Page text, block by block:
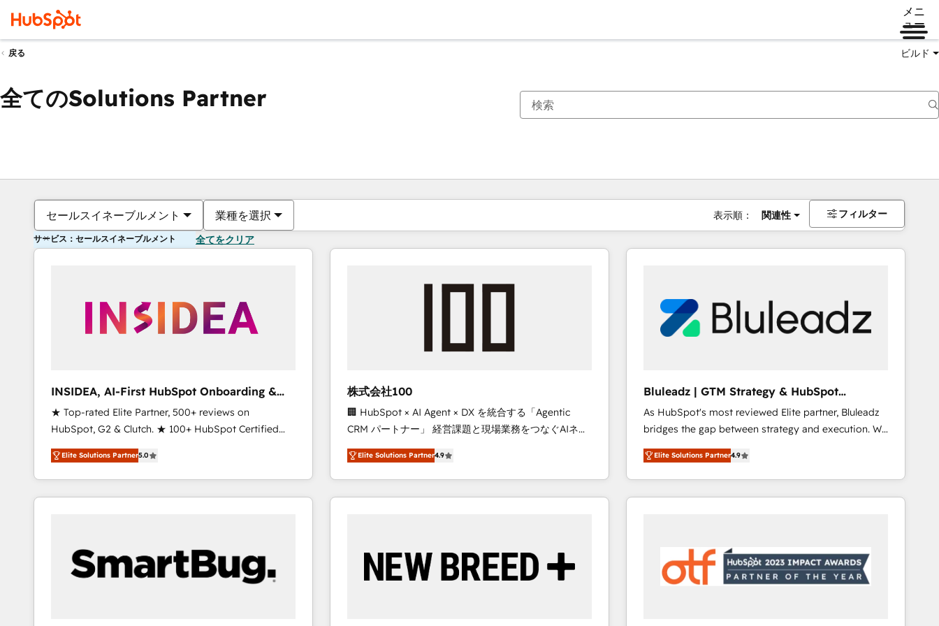
メニ
ュー
戻る ビルド
全てのSolutions Partner
セールスイネーブルメント 業種を選択 表示順： 関連性 フィルター
サービス：セールスイネーブルメント 全てをクリア
INSIDEA, AI-First HubSpot Onboarding &
RevOps
★ Top-rated Elite Partner, 500+ reviews on
HubSpot, G2 & Clutch. ★ 100+ HubSpot Certified
Experts & Trainers across the team ★ 1,500+
implementations across five continents ★ AI-First,
RevOps-led, Onboarding obsessed ★ Company of
the Year 2024/25 INSIDEA helps growing companies
workflows that drive adoption from week one, in
your time zone. What we do ➤ Onboarding: Live in
weeks, with workflows built around your business,
Elite Solutions Partner5.0
株式会社100
🏢 HubSpot × AI Agent × DX を統合する「Agentic
CRM パートナー」 経営課題と現場業務をつなぐAIネイ
ティブ・エージェンシーとして、HubSpot Eliteの実装
力で顧客フロント業務を再設計します。 💡 100inc は何
をする会社か？ HubSpotを共通基盤に、AIエージェン
トを組み込んだ顧客フロント業務（マーケティング・営
を、CRMを軸とした全社共通基盤に再構築します。意
思決定者・PMO・現場担当者に並走します。 1️⃣
Elite Solutions Partner4.9
Bluleadz | GTM Strategy & HubSpot
Implementation
As HubSpot's most reviewed Elite partner, Bluleadz
bridges the gap between strategy and execution. We
don't just "set up tools" — we install the GTM
Operating System (GTM OS) to align your leadership
and engineer a portal that drives predictable
revenue velocity. 🚀 GTM Strategy & Alignment
"accelerating a mess." ⚙️ Elite Engineering & AI
Scalable Architecture: Zero-technical-debt setup
across all Hubs, validated by our 7 HubSpot
Elite Solutions Partner4.9
現在の場所ページ
ページページページページページページページページページページ